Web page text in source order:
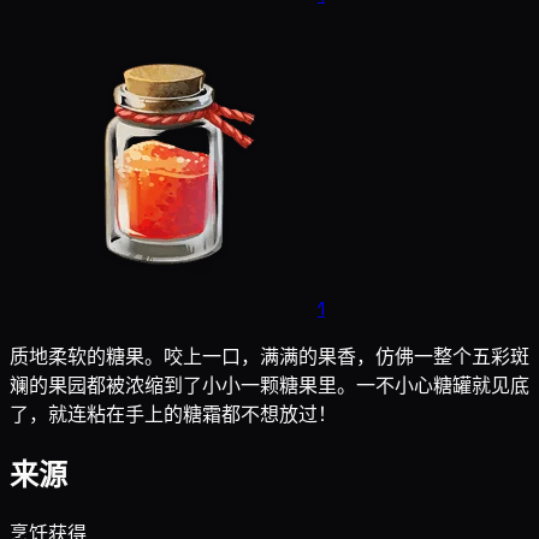
1
质地柔软的糖果。咬上一口，满满的果香，仿佛一整个五彩斑
斓的果园都被浓缩到了小小一颗糖果里。一不小心糖罐就见底
了，就连粘在手上的糖霜都不想放过！
来源
烹饪获得